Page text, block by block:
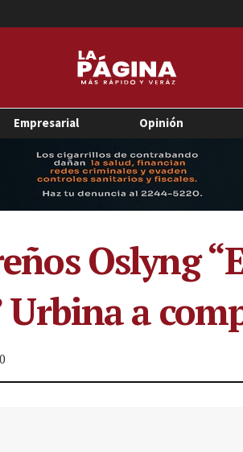
Empresarial Opinión
Oslyng
Urbina a
0